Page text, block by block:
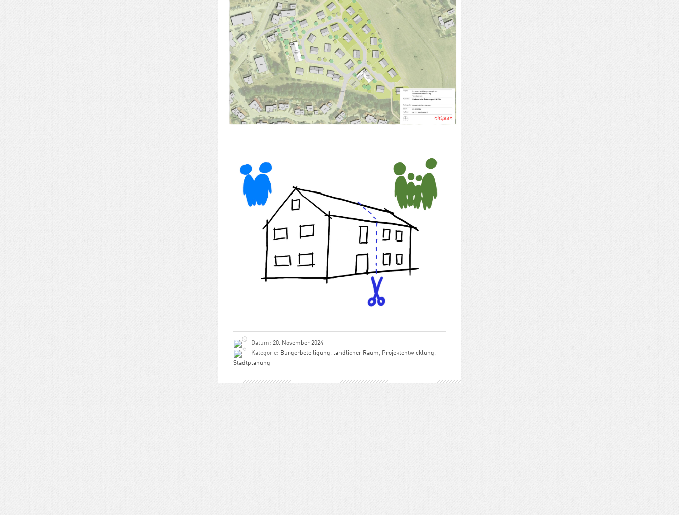
Datum:20. November 2024
Kategorie: Bürgerbeteiligung, ländlicher Raum, Projektentwicklung,
Stadtplanung